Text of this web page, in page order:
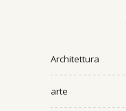
Architettura
arte